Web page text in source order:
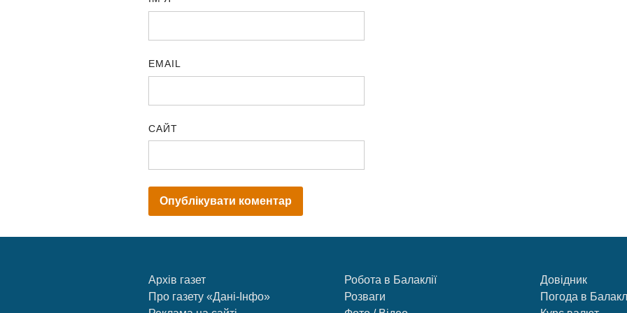
EMAIL
САЙТ
Архів газет
Про газету «Дані-Інфо»
Робота в Балаклії
Розваги
Довідник
Погода в